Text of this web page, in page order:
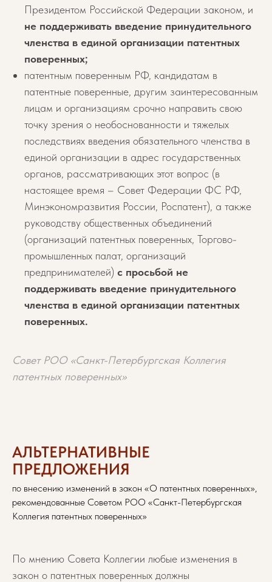
Президентом Российской Федерации законом, и
не поддерживать введение принудительного
членства в единой организации патентных
поверенных;
патентным поверенным РФ, кандидатам в
патентные поверенные, другим заинтересованным
лицам и организациям срочно направить свою
точку зрения о необоснованности и тяжелых
последствиях введения обязательного членства в
единой организации в адрес государственных
органов, рассматривающих этот вопрос (в
настоящее время – Совет Федерации ФС РФ,
Минэкономразвития России, Роспатент), а также
руководству общественных объединений
(организаций патентных поверенных, Торгово-
промышленных палат, организаций
предпринимателей) с просьбой не
поддерживать введение принудительного
членства в единой организации патентных
поверенных.
Совет РОО «Санкт-Петербургская Коллегия
патентных поверенных»
АЛЬТЕРНАТИВНЫЕ
ПРЕДЛОЖЕНИЯ
по внесению изменений в закон «О патентных поверенных»,
рекомендованные Советом РОО «Санкт-Петербургская
Коллегия патентных поверенных»
По мнению Совета Коллегии любые изменения в
закон о патентных поверенных должны